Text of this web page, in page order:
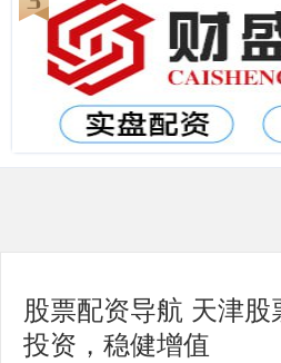
股票配资导航 天津
投资，稳健增值